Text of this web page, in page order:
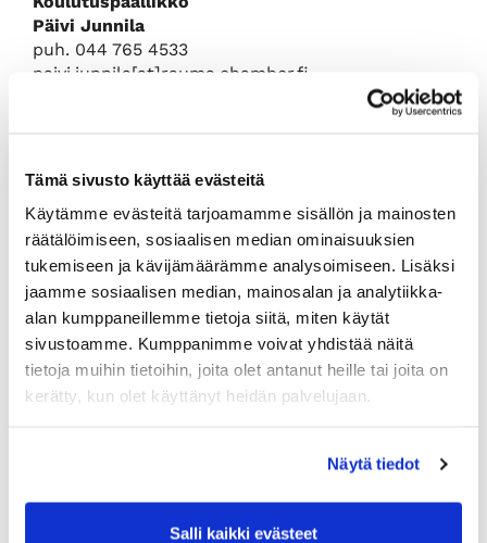
Tämä sivusto käyttää evästeitä
Käytämme evästeitä tarjoamamme sisällön ja mainosten
räätälöimiseen, sosiaalisen median ominaisuuksien
tukemiseen ja kävijämäärämme analysoimiseen. Lisäksi
jaamme sosiaalisen median, mainosalan ja analytiikka-
alan kumppaneillemme tietoja siitä, miten käytät
sivustoamme. Kumppanimme voivat yhdistää näitä
tietoja muihin tietoihin, joita olet antanut heille tai joita on
kerätty, kun olet käyttänyt heidän palvelujaan.
Näytä tiedot
Salli kaikki evästeet
Päivi Junnila
puh. 044 765 4533
paivi.junnila[at]rauma.chamber.fi
puh. +358 (0)40 1828 268
Projektipäällikko, Hallitukset töihin -hanke
(yhteistyössä Satakunnan kauppakamarin
kanssa)
Miia Vironen
miia.vironen[at]satakunnankauppakamari.fi
puh. +358 (0)50 554 7687
Takaisin kansilehdelle